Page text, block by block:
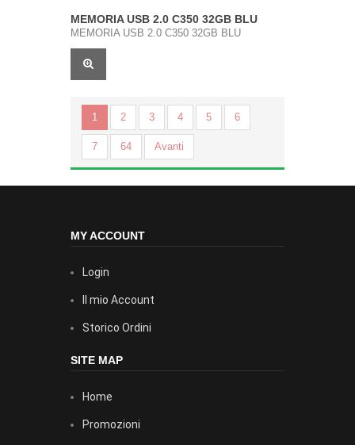
MEMORIA USB 2.0 C350 32GB BLU
MEMORIA USB 2.0 C350 32GB BLU
1 2 3 4 5 6
7 64 Avanti
MY ACCOUNT
Login
Il mio Account
Storico Ordini
SITE MAP
Home
Promozioni